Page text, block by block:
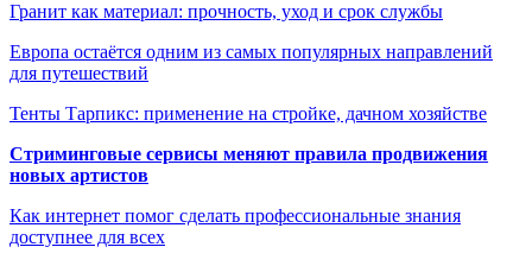
Гранит как материал: прочность, уход и срок службы
Европа остаётся одним из самых популярных направлений
для путешествий
Тенты Тарпикс: применение на стройке, дачном хозяйстве
Стриминговые сервисы меняют правила продвижения
новых артистов
Как интернет помог сделать профессиональные знания
доступнее для всех